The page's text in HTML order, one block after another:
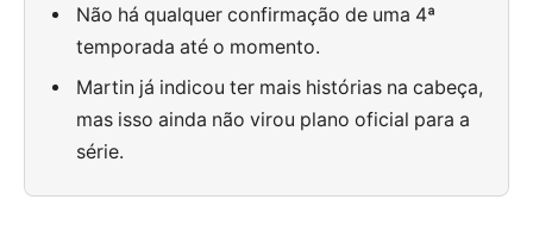
Não há qualquer confirmação de uma 4ª
temporada até o momento.
Martin já indicou ter mais histórias na cabeça,
mas isso ainda não virou plano oficial para a
série.